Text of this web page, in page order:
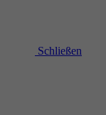
Schließen